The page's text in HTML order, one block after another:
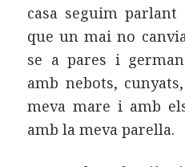
casa seguim
que un mai no
se a pares i
amb nebots,
meva mare i amb
amb la meva parella.